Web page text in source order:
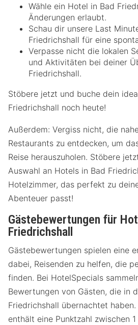
Wähle ein Hotel in Bad
Änderungen erlaubt.
Schau dir unsere Last
Friedrichshall für eine
Verpasse nicht die lokalen
und Aktivitäten bei deiner
Friedrichshall.
Stöbere jetzt und buche dein
Friedrichshall noch heute!
Außerdem: Vergiss nicht, die
Restaurants zu entdecken, um
Reise herauszuholen. Stöbere
Auswahl an Hotels in Bad
Hotelzimmer, das perfekt zu
Abenteuer passt!
Gästebewertungen für
Friedrichshall
Gästebewertungen spielen eine
dabei, Reisenden zu helfen, die
finden. Bei HotelSpecials
Bewertungen von Gästen, die in
Friedrichshall übernachtet
enthält eine Punktzahl zwischen